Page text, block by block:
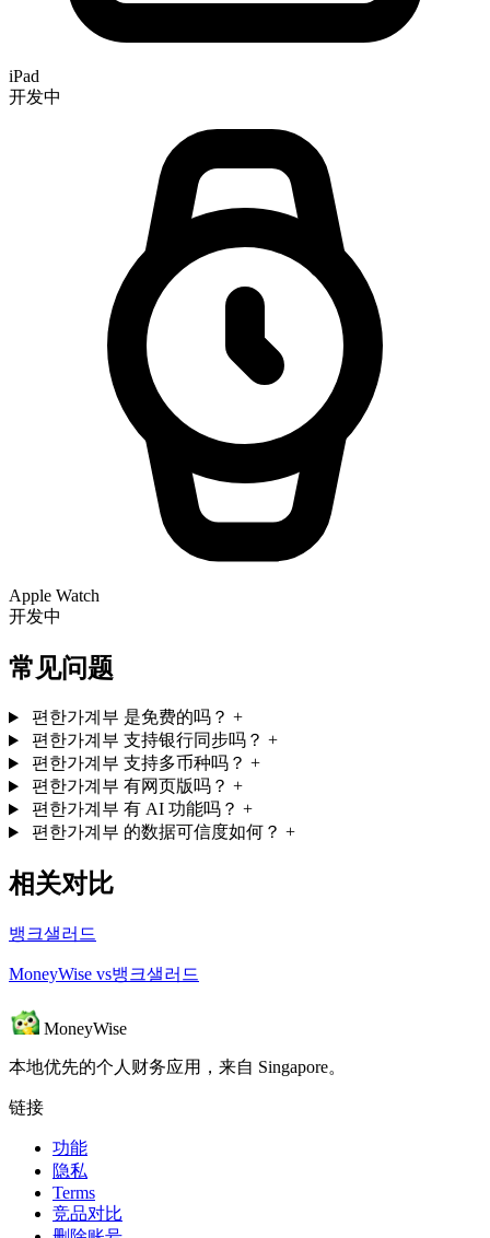
iPad
开发中
Apple Watch
开发中
常见问题
편한가계부 是免费的吗？ +
편한가계부 支持银行同步吗？ +
편한가계부 支持多币种吗？ +
편한가계부 有网页版吗？ +
편한가계부 有 AI 功能吗？ +
편한가계부 的数据可信度如何？ +
相关对比
뱅크샐러드
MoneyWise vs뱅크샐러드
MoneyWise
本地优先的个人财务应用，来自 Singapore。
链接
功能
隐私
Terms
竞品对比